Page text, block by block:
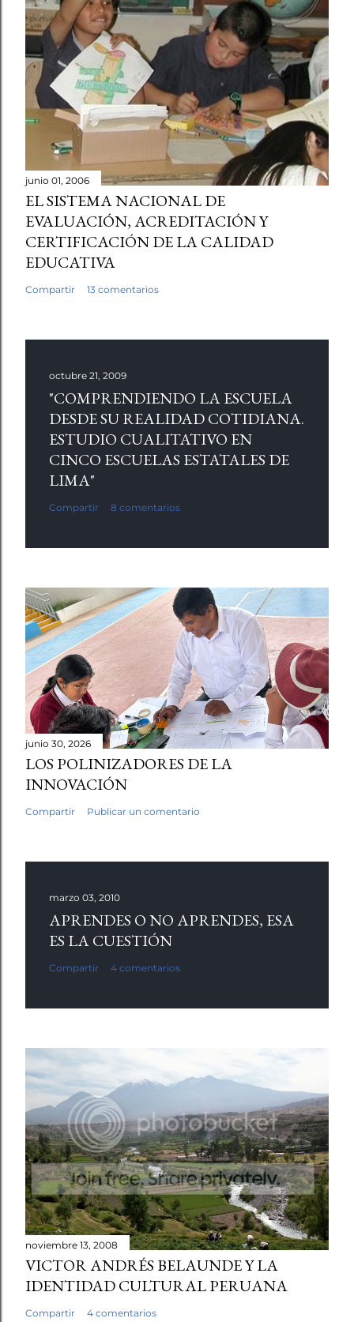
junio 01, 2006
EL SISTEMA NACIONAL DE
EVALUACIÓN, ACREDITACIÓN Y
CERTIFICACIÓN DE LA CALIDAD
EDUCATIVA
Compartir 13 comentarios
octubre 21, 2009
"COMPRENDIENDO LA ESCUELA
DESDE SU REALIDAD COTIDIANA.
ESTUDIO CUALITATIVO EN
CINCO ESCUELAS ESTATALES DE
LIMA"
Compartir 8 comentarios
junio 30, 2026
LOS POLINIZADORES DE LA
INNOVACIÓN
Compartir Publicar un comentario
marzo 03, 2010
APRENDES O NO APRENDES, ESA
ES LA CUESTIÓN
Compartir 4 comentarios
noviembre 13, 2008
VICTOR ANDRÉS BELAUNDE Y LA
IDENTIDAD CULTURAL PERUANA
Compartir 4 comentarios